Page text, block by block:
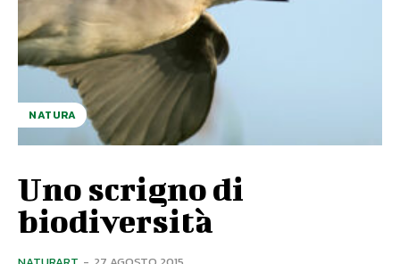
NATURA
Uno scrigno di
biodiversità